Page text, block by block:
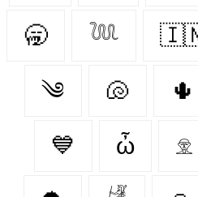
🥱 𓆙
༄ 🐚 🌵
💙 ὦ 𓁷